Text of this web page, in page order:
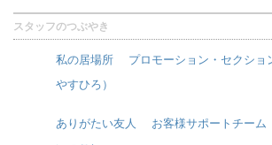
スタッフのつぶやき
私の居場所 プロモーション・セクショ
やすひろ）
ありがたい友人 お客様サポートチー